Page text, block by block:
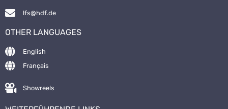
lfs@hdf.de
OTHER LANGUAGES
English
Français
Showreels